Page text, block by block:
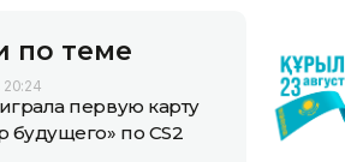
по теме
20:24
первую карту
будущего» по CS2